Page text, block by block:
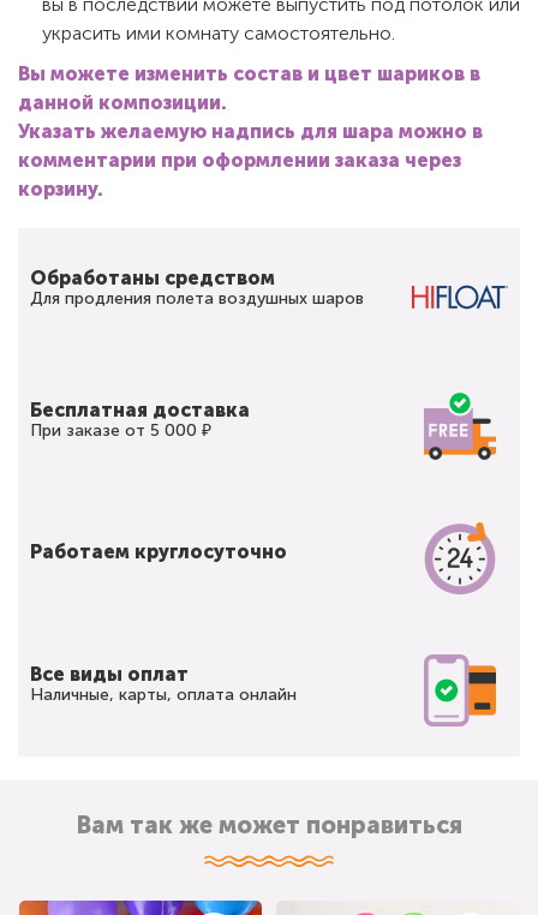
украсить ими комнату самостоятельно.
Вы можете изменить состав и цвет шариков в
данной композиции.
Указать желаемую надпись для шара можно в
комментарии при оформлении заказа через
корзину.
Обработаны средством
Для продления полета воздушных шаров
Бесплатная доставка
При заказе от 5 000 ₽
Работаем круглосуточно
Все виды оплат
Наличные, карты, оплата онлайн
Вам так же может понравиться